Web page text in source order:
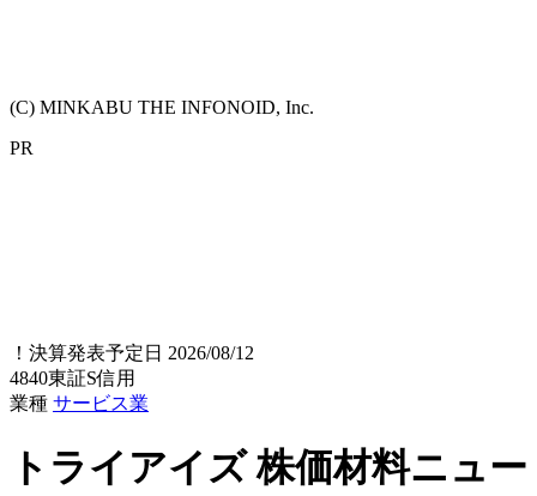
(C) MINKABU THE INFONOID, Inc.
PR
！ 決算発表予定日 2026/08/12
4840東証S信用
業種 サービス業
トライアイズ株価材料ニュー